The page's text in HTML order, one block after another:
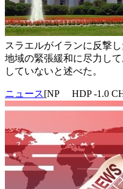
スラエルがイランに反撃
地域の緊張緩和に尽力し
していないと述べた。
ニュース[NP HDP -1.0